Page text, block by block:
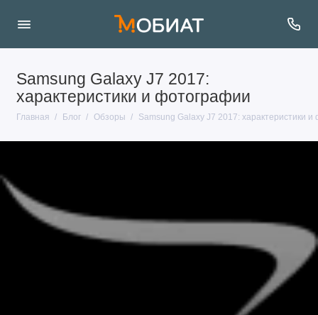
Samsung Galaxy J7 2017:
характеристики и фотографии
Главная Блог Обзоры Samsung Galaxy J7 2017: характеристики